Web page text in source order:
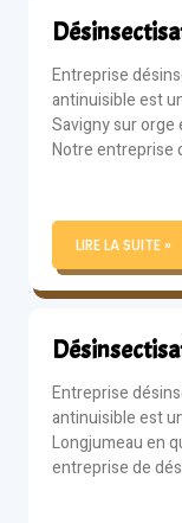
Entreprise
antinuisible est
Savigny sur orge
Notre entreprise
LIRE LA SUITE »
Entreprise
antinuisible est
Longjumeau en
entreprise de